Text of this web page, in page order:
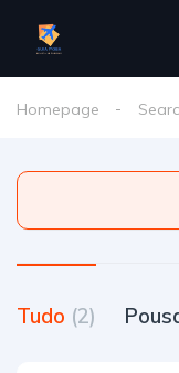
Homepage
Tudo (2)